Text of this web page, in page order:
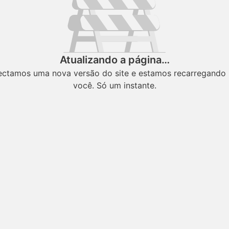
Atualizando a página…
uma nova versão do site e estamos recarregando
você. Só um instante.